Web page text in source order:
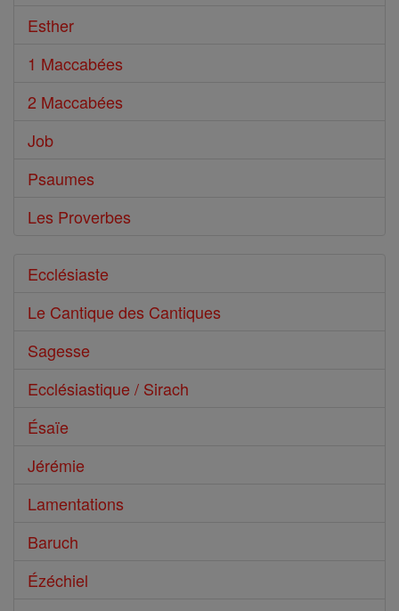
Esther
1 Maccabées
2 Maccabées
Job
Psaumes
Les Proverbes
Ecclésiaste
Le Cantique des Cantiques
Sagesse
Ecclésiastique / Sirach
Ésaïe
Jérémie
Lamentations
Baruch
Ézéchiel